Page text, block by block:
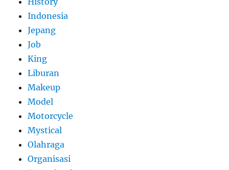
Indonesia
Jepang
Job
King
Liburan
Makeup
Model
Motorcycle
Mystical
Olahraga
Organisasi